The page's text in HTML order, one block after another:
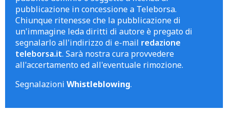
pubblicazione in concessione a Teleborsa.
Chiunque ritenesse che la pubblicazione di
un'immagine leda diritti di autore è pregato di
segnalarlo all'indirizzo di e-mail redazione
teleborsa.it. Sarà nostra cura provvedere
all'accertamento ed all'eventuale rimozione.
Segnalazioni Whistleblowing.